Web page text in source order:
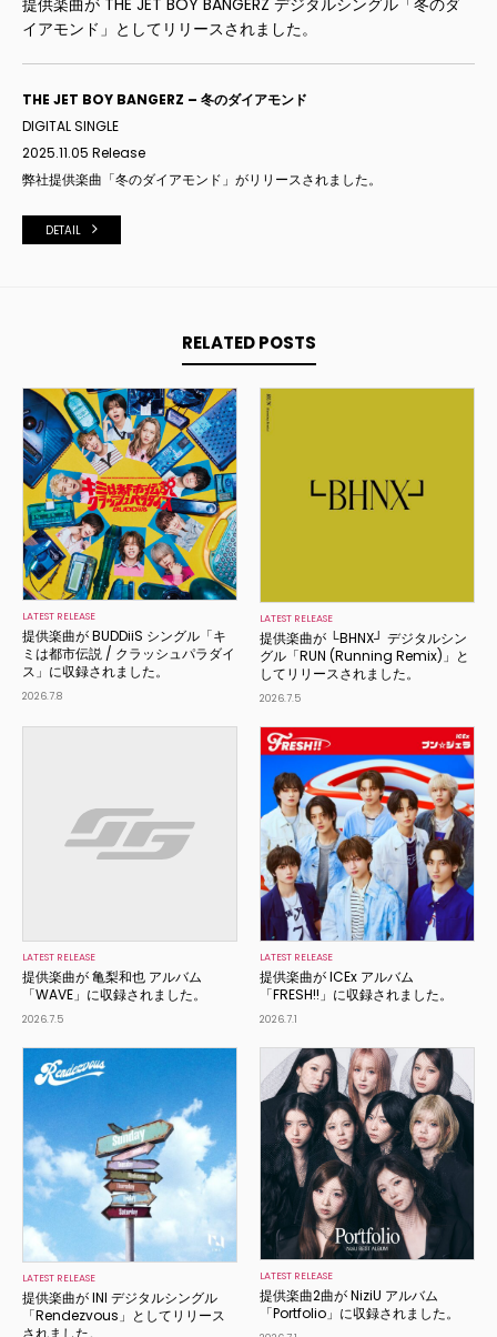
提供楽曲が THE JET BOY BANGERZ デジタルシングル「冬のダ
イアモンド」としてリリースされました。
THE JET BOY BANGERZ – 冬のダイアモンド
DIGITAL SINGLE
2025.11.05 Release
弊社提供楽曲「冬のダイアモンド 」がリリースされました。
DETAIL
RELATED POSTS
LATEST RELEASE
提供楽曲が BUDDiiS シングル「キ
ミは都市伝説 / クラッシュパラダイ
ス」に収録されました。
2026.7.8
LATEST RELEASE
提供楽曲が └BHNX┘ デジタルシン
グル「RUN (Running Remix)」と
してリリースされました。
2026.7.5
LATEST RELEASE
提供楽曲が 亀梨和也 アルバム
「WAVE」に収録されました。
2026.7.5
LATEST RELEASE
提供楽曲が ICEx アルバム
「FRESH!!」に収録されました。
2026.7.1
LATEST RELEASE
提供楽曲が INI デジタルシングル
「Rendezvous」としてリリース
されました。
LATEST RELEASE
提供楽曲2曲が NiziU アルバム
「Portfolio」に収録されました。